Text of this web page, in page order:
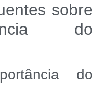
sobre
do
do